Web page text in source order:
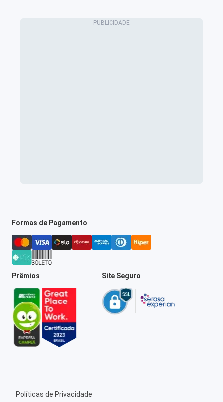
Formas de Pagamento
Prêmios Site Seguro
Políticas de Privacidade